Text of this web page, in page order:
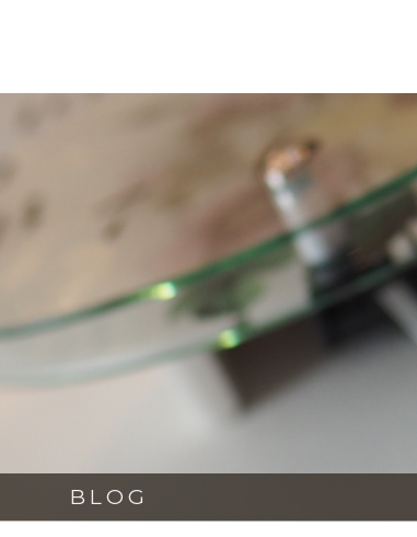
BLOG